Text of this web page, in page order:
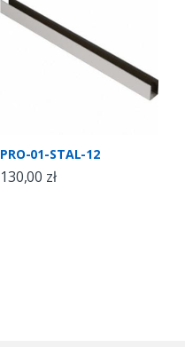
PRO-01-STAL-12
130,00 zł